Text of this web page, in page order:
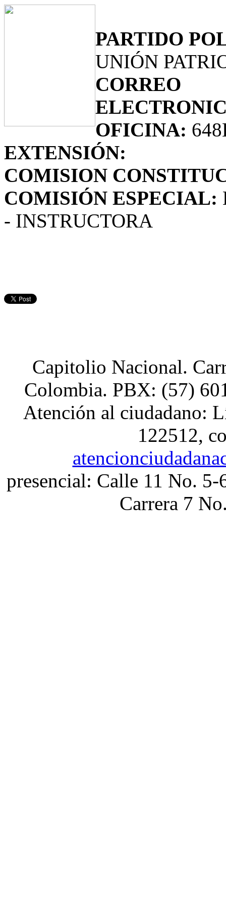
PARTIDO
UNIÓN
CORREO
OFICINA:
EXTENSIÓN:
COMISION
COMISIÓN ESPECIAL:
- INSTRUCTORA
Capitolio Nacional.
Colombia. PBX: (57)
Atención al ciudadano:
122512,
presencial: Calle 11 No.
Carrera 7